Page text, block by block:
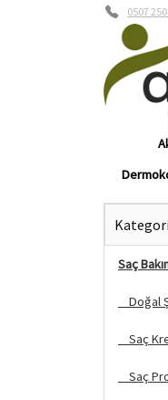
0507
Saç
Doğal
Saç
Saç